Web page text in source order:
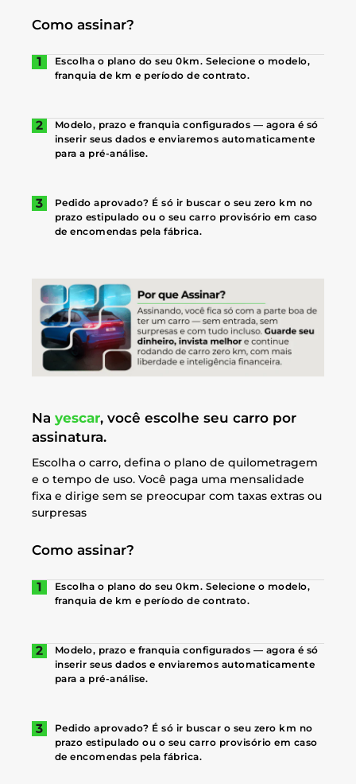
Como assinar?
Escolha o plano do seu 0km. Selecione o modelo,
franquia de km e período de contrato.
Modelo, prazo e franquia configurados — agora é só
inserir seus dados e enviaremos automaticamente
para a pré-análise.
Pedido aprovado? É só ir buscar o seu zero km no
prazo estipulado ou o seu carro provisório em caso
de encomendas pela fábrica.
Na yescar, você escolhe seu carro por
assinatura.
Escolha o carro, defina o plano de quilometragem
e o tempo de uso. Você paga uma mensalidade
fixa e dirige sem se preocupar com taxas extras ou
surpresas
Como assinar?
Escolha o plano do seu 0km. Selecione o modelo,
franquia de km e período de contrato.
Modelo, prazo e franquia configurados — agora é só
inserir seus dados e enviaremos automaticamente
para a pré-análise.
Pedido aprovado? É só ir buscar o seu zero km no
prazo estipulado ou o seu carro provisório em caso
de encomendas pela fábrica.